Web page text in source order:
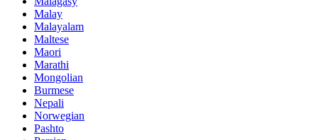
Malay
Malayalam
Maltese
Maori
Marathi
Mongolian
Burmese
Nepali
Norwegian
Pashto